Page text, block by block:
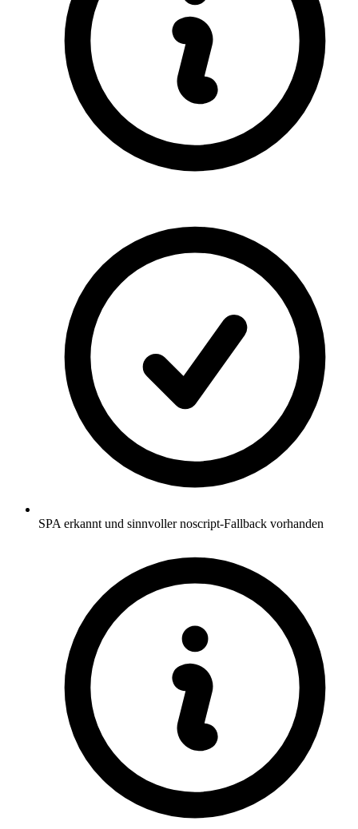
SPA erkannt und sinnvoller noscript-Fallback vorhanden